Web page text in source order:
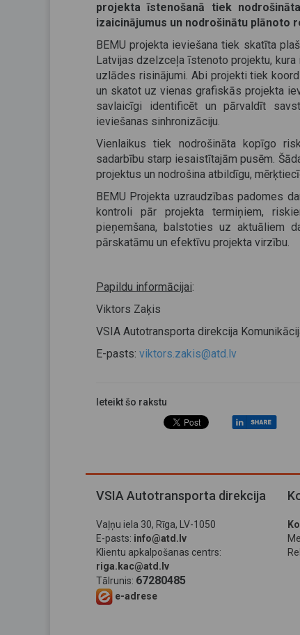
projekta īstenošanā tiek
izaicinājumus un nodrošinātu plānoto
BEMU projekta ieviešana tiek skatīta
Latvijas dzelzceļa īstenoto projektu,
uzlādes risinājumi. Abi projekti tiek
un skatot uz vienas grafiskās projekta
savlaicīgi identificēt un pārvaldīt
ieviešanas sinhronizāciju.
Vienlaikus tiek nodrošināta kopīgo
sadarbību starp iesaistītajām pusēm.
projektus un nodrošina atbildīgu,
BEMU Projekta uzraudzības padomes
kontroli pār projekta termiņiem,
pieņemšana, balstoties uz aktuāliem
pārskatāmu un efektīvu projekta virzību.
Papildu informācijai:
Viktors Zaķis
VSIA Autotransporta direkcija
E-pasts: viktors.zakis@atd.lv
Ieteikt šo rakstu
VSIA Autotransporta direkcija
Vaļņu iela 30, Rīga, LV-1050
E-pasts: info@atd.lv
Klientu apkalpošanas centrs:
riga.kac@atd.lv
Tālrunis: 67280485
e-adrese